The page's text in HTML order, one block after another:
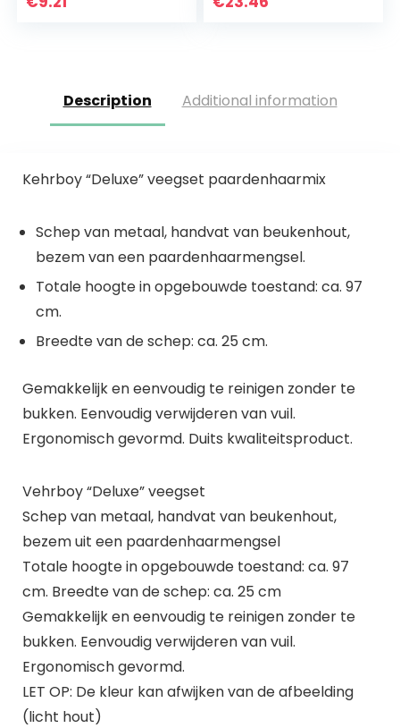
Description Additional information
Kehrboy “Deluxe” veegset paardenhaarmix
Schep van metaal, handvat van beukenhout,
bezem van een paardenhaarmengsel.
Totale hoogte in opgebouwde toestand: ca. 97
cm.
Breedte van de schep: ca. 25 cm.
Gemakkelijk en eenvoudig te reinigen zonder te
bukken. Eenvoudig verwijderen van vuil.
Ergonomisch gevormd. Duits kwaliteitsproduct.
Vehrboy “Deluxe” veegset
Schep van metaal, handvat van beukenhout,
bezem uit een paardenhaarmengsel
Totale hoogte in opgebouwde toestand: ca. 97
cm. Breedte van de schep: ca. 25 cm
Gemakkelijk en eenvoudig te reinigen zonder te
bukken. Eenvoudig verwijderen van vuil.
Ergonomisch gevormd.
LET OP: De kleur kan afwijken van de afbeelding
(licht hout)